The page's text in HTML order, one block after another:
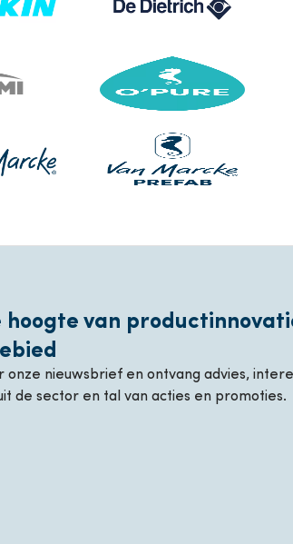
hoogte van
onze nieuwsbrief en ontvang advies,
de sector en tal van acties en promoties.